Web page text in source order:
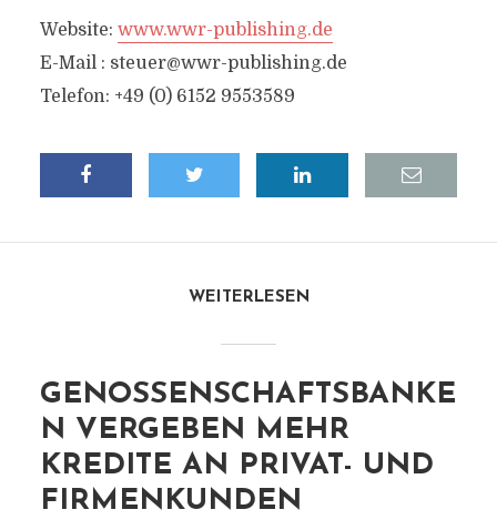
Website: www.wwr-publishing.de
E-Mail : steuer@wwr-publishing.de
Telefon: +49 (0) 6152 9553589
WEITERLESEN
GENOSSENSCHAFTSBANKE
N VERGEBEN MEHR
KREDITE AN PRIVAT- UND
FIRMENKUNDEN